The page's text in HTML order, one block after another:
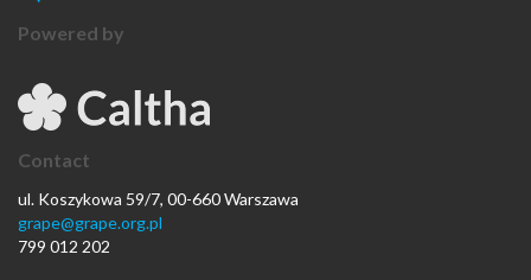
Powered by
Contact
ul. Koszykowa 59/7, 00-660 Warszawa
grape@grape.org.pl
799 012 202